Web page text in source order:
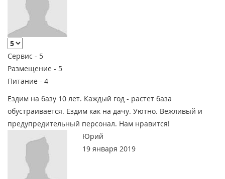
Сервис - 5
Размещение - 5
Питание - 4
Ездим на базу 10 лет. Каждый год - растет база
обустраивается. Ездим как на дачу. Уютно. Вежливый и
предупредительный персонал. Нам нравится!
Юрий
19 января 2019